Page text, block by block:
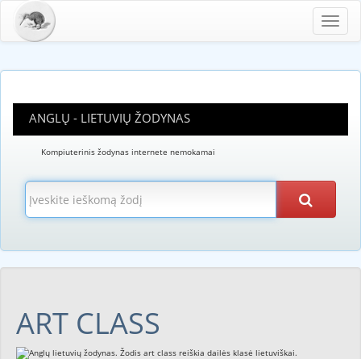
ANGLŲ - LIETUVIŲ ŽODYNAS
Kompiuterinis žodynas internete nemokamai
ART CLASS